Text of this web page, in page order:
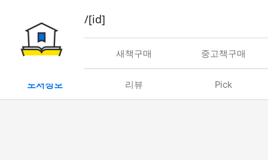
book/rent/[id]
대여 새책구매 중고책구매
도서정보 리뷰 Pick